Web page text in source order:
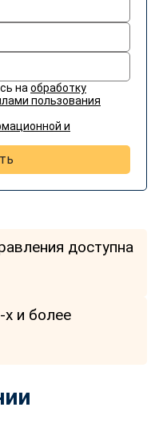
на обработку
пользования
и
доступна
и более